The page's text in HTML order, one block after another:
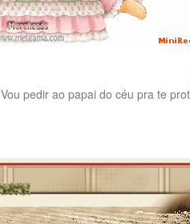
Vou pedir ao papai do céu pra te